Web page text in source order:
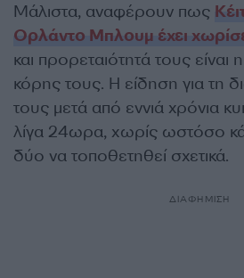
Μάλιστα, αναφέρουν πως
Ορλάντο Μπλουμ έχει
και προρεταιότητά τους
κόρης τους. Η είδηση για τη
τους μετά από εννιά χρόνια
λίγα 24ωρα, χωρίς ωστόσο
δύο να τοποθετηθεί σχετικά.
ΔΙΑΦΗΜΙΣΗ